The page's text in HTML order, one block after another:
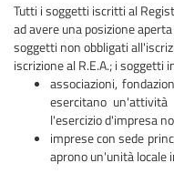
Tutti i soggetti iscritti al
ad avere una posizione
soggetti non obbligati
iscrizione al R.E.A.; i soggetti
associazioni,
esercitano
l'esercizio d'impresa
imprese con sede
aprono un'unità locale